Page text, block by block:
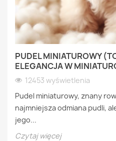
PUDEL MINIATUROWY
ELEGANCJA W
12453 wyświetlenia
Pudel miniaturowy, znany
najmniejsza odmiana pudli,
jego...
Czytaj więcej